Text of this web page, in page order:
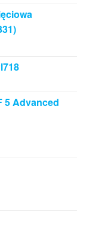
5 Advanced